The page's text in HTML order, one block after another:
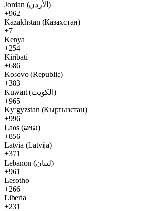
Jordan (الأردن)
+962
Kazakhstan (Казахстан)
+7
Kenya
+254
Kiribati
+686
Kosovo (Republic)
+383
Kuwait (الكويت)
+965
Kyrgyzstan (Кыргызстан)
+996
Laos (ລາວ)
+856
Latvia (Latvija)
+371
Lebanon (لبنان)
+961
Lesotho
+266
Liberia
+231